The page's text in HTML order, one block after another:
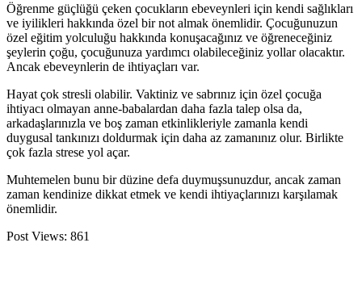
Öğrenme güçlüğü çeken çocukların ebeveynleri için kendi sağlıkları
ve iyilikleri hakkında özel bir not almak önemlidir. Çocuğunuzun
özel eğitim yolculuğu hakkında konuşacağınız ve öğreneceğiniz
şeylerin çoğu, çocuğunuza yardımcı olabileceğiniz yollar olacaktır.
Ancak ebeveynlerin de ihtiyaçları var.
Hayat çok stresli olabilir. Vaktiniz ve sabrınız için özel çocuğa
ihtiyacı olmayan anne-babalardan daha fazla talep olsa da,
arkadaşlarınızla ve boş zaman etkinlikleriyle zamanla kendi
duygusal tankınızı doldurmak için daha az zamanınız olur. Birlikte
çok fazla strese yol açar.
Muhtemelen bunu bir düzine defa duymuşsunuzdur, ancak zaman
zaman kendinize dikkat etmek ve kendi ihtiyaçlarınızı karşılamak
önemlidir.
Post Views: 861